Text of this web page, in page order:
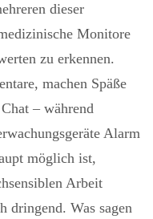
dieser
Monitore
zu erkennen.
machen Späße
– während
Alarm
möglich ist,
Arbeit
dringend. Was sagen